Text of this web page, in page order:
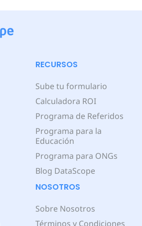
RECURSOS
Sube tu formulario
Calculadora ROI
Programa de Referidos
Programa para la
Educación
Programa para ONGs
Blog DataScope
NOSOTROS
Sobre Nosotros
Términos y Condiciones